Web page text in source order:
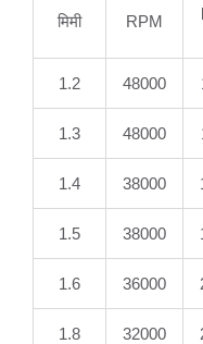
मिमी RPM
1.2 48000
1.3 48000
1.4 38000
1.5 38000
1.6 36000
1.8 32000